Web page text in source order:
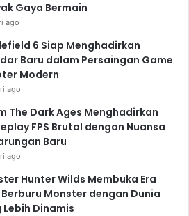
Gaya Bermain
ago
6 Siap Menghadirkan
Baru dalam Persaingan Game
Modern
ago
The Dark Ages Menghadirkan
FPS Brutal dengan Nuansa
Baru
ago
Hunter Wilds Membuka Era
Berburu Monster dengan Dunia
Lebih Dinamis